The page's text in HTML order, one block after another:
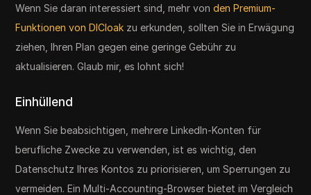
Wenn Sie daran interessiert sind, mehr vonden Premium-
Funktionen von DICloak zu erkunden, sollten Sie in Erwägung
ziehen, Ihren Plan gegen eine geringe Gebühr zu
aktualisieren. Glaub mir, es lohnt sich!
Einhüllend
Wenn Sie beabsichtigen, mehrere LinkedIn-Konten für
berufliche Zwecke zu verwenden, ist es wichtig, den
Datenschutz Ihres Kontos zu priorisieren, um Sperrungen zu
vermeiden. Ein Multi-Accounting-Browser bietet im Vergleich